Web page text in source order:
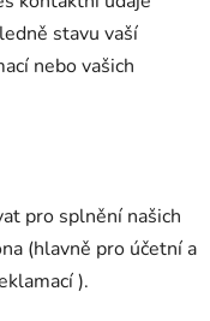
stavu vaší
nebo vašich
pro splnění našich
(hlavně pro účetní a
).